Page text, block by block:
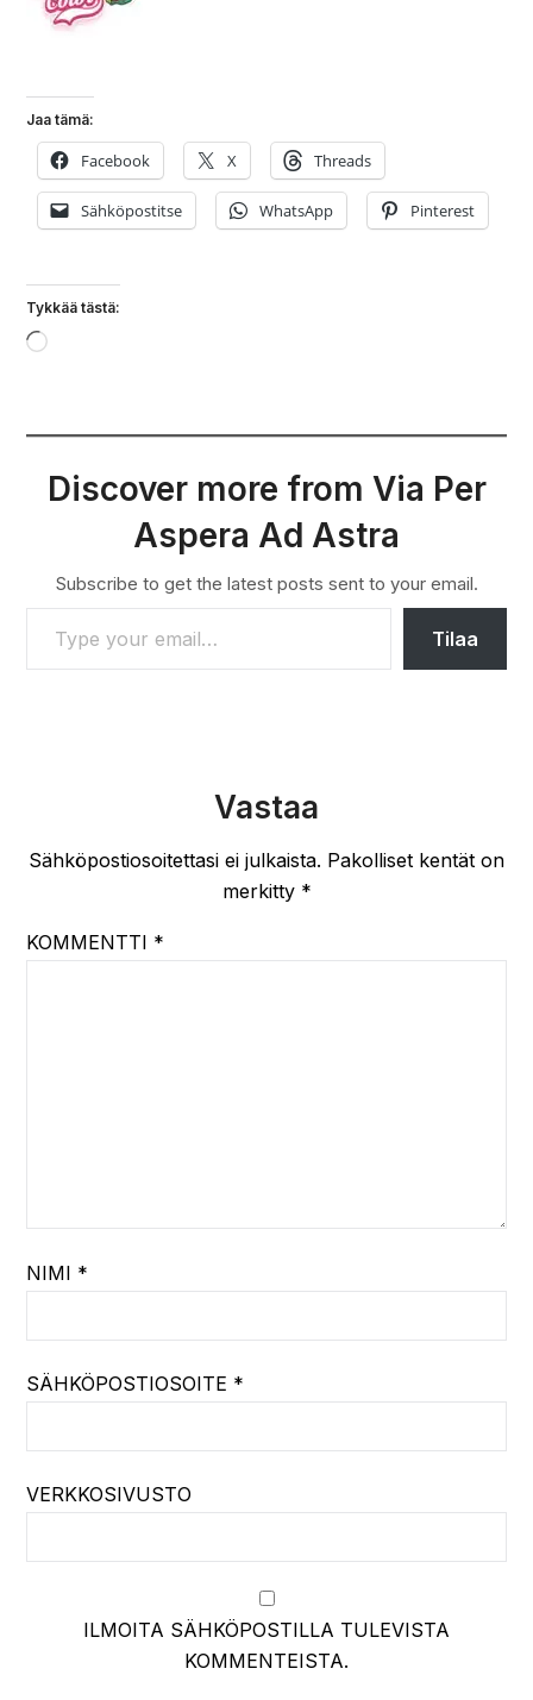
Jaa tämä:
Facebook X Threads
Sähköpostitse WhatsApp Pinterest
Tykkää tästä:
Loading…
Discover more from Via Per
Aspera Ad Astra
Subscribe to get the latest posts sent to your email.
TYPE YOUR EMAIL…
Tilaa
Vastaa
Sähköpostiosoitettasi ei julkaista. Pakolliset kentät on
merkitty *
KOMMENTTI *
NIMI *
SÄHKÖPOSTIOSOITE *
VERKKOSIVUSTO
ILMOITA SÄHKÖPOSTILLA TULEVISTA
KOMMENTEISTA.